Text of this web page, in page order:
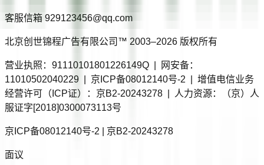
客服信箱 929123456@qq.com
北京创世锦程广告有限公司™ 2003–2026 版权所有
营业执照：91110101801226149Q | 网安备：
11010502040229 | 京ICP备08012140号-2 | 增值电信业务
经营许可（ICP证）：京B2-20243278 | 人力资源：（京）人
服证字[2018]0300073113号
京ICP备08012140号-2 | 京B2-20243278
面议